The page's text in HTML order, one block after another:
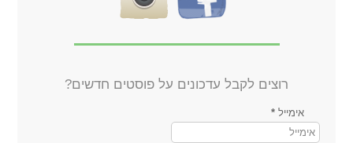
רוצים לקבל עדכונים על פוסטים חדשים?
אימייל*